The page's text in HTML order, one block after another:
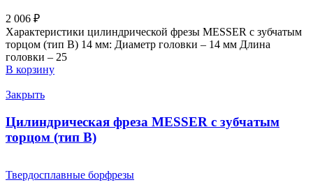
2 006 ₽
Характеристики цилиндрической фрезы MESSER с зубчатым
торцом (тип B) 14 мм: Диаметр головки – 14 мм Длина
головки – 25
В корзину
Закрыть
Цилиндрическая фреза MESSER с зубчатым
торцом (тип В)
Твердосплавные борфрезы